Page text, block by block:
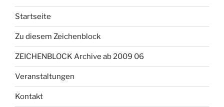
Startseite
Zu diesem Zeichenblock
ZEICHENBLOCK Archive ab 2009 06
Veranstaltungen
Kontakt